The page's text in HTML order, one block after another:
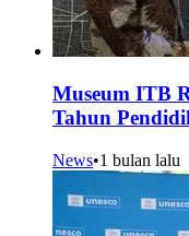
Museum ITB
Tahun
News•1 bulan lalu